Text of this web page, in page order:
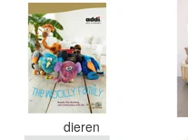
dieren